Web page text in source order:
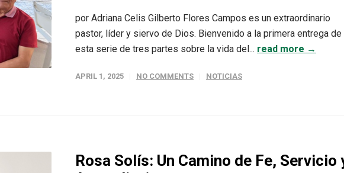
por Adriana Celis Gilberto Flores Campos es un extraordinario
pastor, líder y siervo de Dios. Bienvenido a la primera entrega de
esta serie de tres partes sobre la vida del... read more →
APRIL 1, 2025 NO COMMENTS NOTICIAS
Rosa Solís: Un Camino de Fe, Servicio